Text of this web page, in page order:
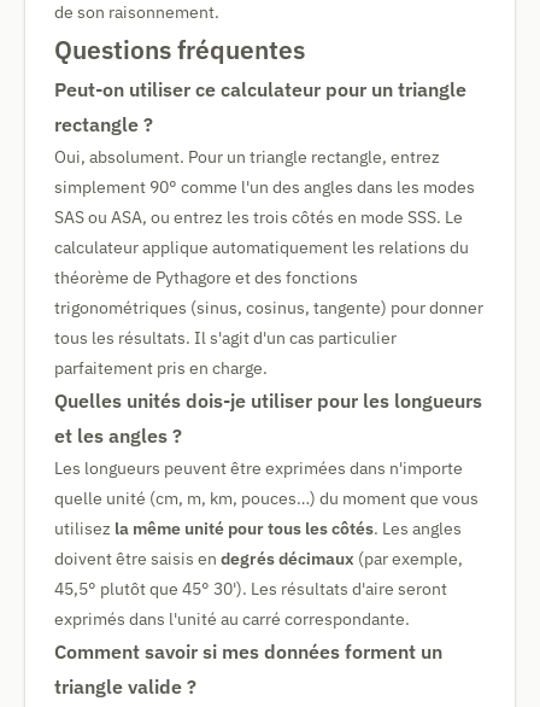
de son raisonnement.
Questions fréquentes
Peut-on utiliser ce calculateur pour un triangle
rectangle ?
Oui, absolument. Pour un triangle rectangle, entrez
simplement 90° comme l'un des angles dans les modes
SAS ou ASA, ou entrez les trois côtés en mode SSS. Le
calculateur applique automatiquement les relations du
théorème de Pythagore et des fonctions
trigonométriques (sinus, cosinus, tangente) pour donner
tous les résultats. Il s'agit d'un cas particulier
parfaitement pris en charge.
Quelles unités dois-je utiliser pour les longueurs
et les angles ?
Les longueurs peuvent être exprimées dans n'importe
quelle unité (cm, m, km, pouces…) du moment que vous
utilisez la même unité pour tous les côtés. Les angles
doivent être saisis en degrés décimaux (par exemple,
45,5° plutôt que 45° 30'). Les résultats d'aire seront
exprimés dans l'unité au carré correspondante.
Comment savoir si mes données forment un
triangle valide ?